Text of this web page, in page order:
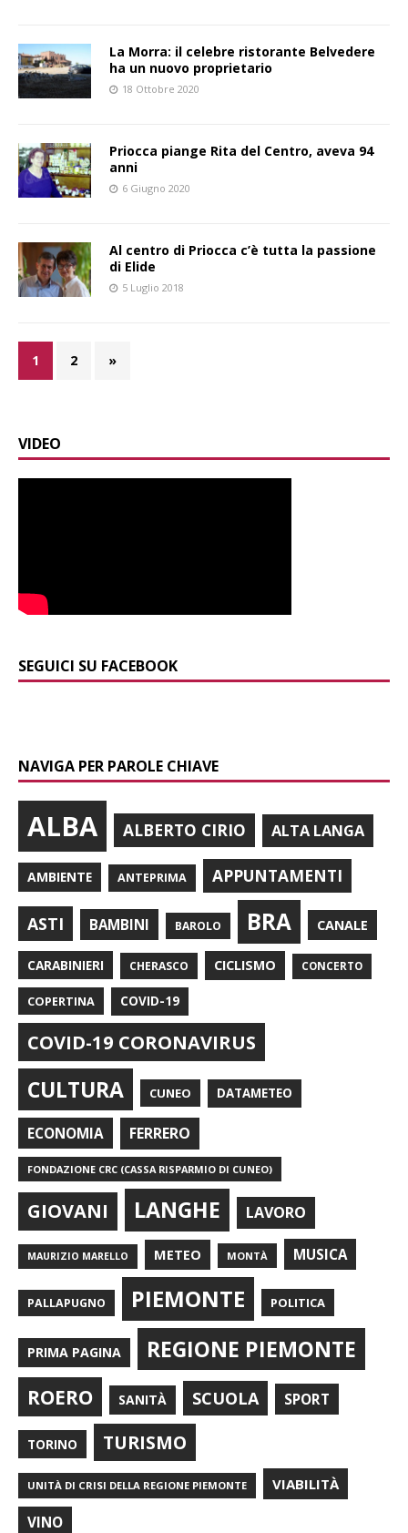
La Morra: il celebre ristorante Belvedere
ha un nuovo proprietario
18 Ottobre 2020
Priocca piange Rita del Centro, aveva 94
anni
6 Giugno 2020
Al centro di Priocca c’è tutta la passione
di Elide
5 Luglio 2018
1 2 »
VIDEO
SEGUICI SU FACEBOOK
NAVIGA PER PAROLE CHIAVE
ALBA ALBERTO CIRIO ALTA LANGA
AMBIENTE ANTEPRIMA APPUNTAMENTI
ASTI BAMBINI BAROLO BRA CANALE
CARABINIERI CHERASCO CICLISMO CONCERTO
COPERTINA COVID-19
COVID-19 CORONAVIRUS
CULTURA CUNEO DATAMETEO
ECONOMIA FERRERO
FONDAZIONE CRC (CASSA RISPARMIO DI CUNEO)
GIOVANI LANGHE LAVORO
MAURIZIO MARELLO METEO MONTÀ MUSICA
PALLAPUGNO PIEMONTE POLITICA
PRIMA PAGINA REGIONE PIEMONTE
ROERO SANITÀ SCUOLA SPORT
TORINO TURISMO
UNITÀ DI CRISI DELLA REGIONE PIEMONTE VIABILITÀ
VINO